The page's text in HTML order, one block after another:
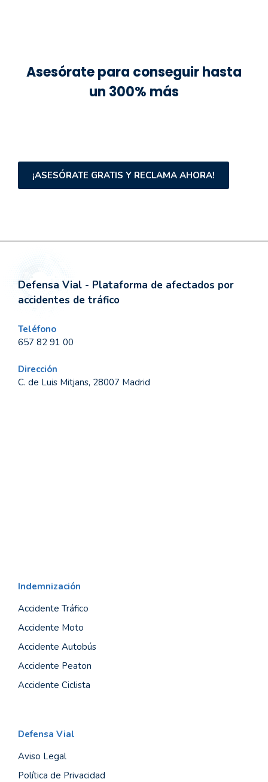
Asesórate para conseguir hasta
un 300% más
¡ASESÓRATE GRATIS Y RECLAMA AHORA!
Defensa Vial - Plataforma de afectados por
accidentes de tráfico
Teléfono
657 82 91 00
Dirección
C. de Luis Mitjans, 28007 Madrid
Indemnización
Accidente Tráfico
Accidente Moto
Accidente Autobús
Accidente Peaton
Accidente Ciclista
Defensa Vial
Aviso Legal
Política de Privacidad